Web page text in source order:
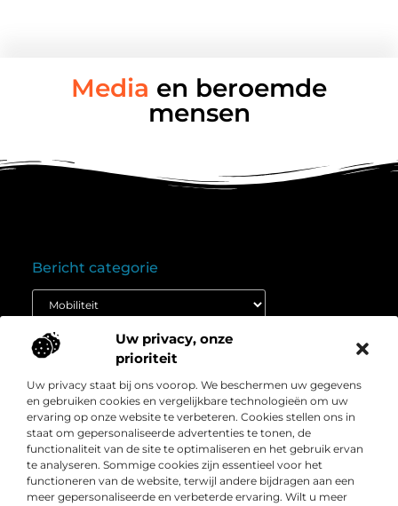
Uw privacy, onze
prioriteit
Uw privacy staat bij ons voorop. We beschermen uw gegevens
en gebruiken cookies en vergelijkbare technologieën om uw
ervaring op onze website te verbeteren. Cookies stellen ons in
staat om gepersonaliseerde advertenties te tonen, de
functionaliteit van de site te optimaliseren en het gebruik ervan
te analyseren. Sommige cookies zijn essentieel voor het
functioneren van de website, terwijl andere bijdragen aan een
meer gepersonaliseerde en verbeterde ervaring. Wilt u meer
Media en beroemde
mensen
Over
Bedrijf
” Het platform voor slimme inzichten en
conversieboosts “
Duik in waardevolle content, praktische strategieën en
inspirerende cases die jouw webshop naar een hoger
niveau tillen. Welkom bij Webshop-conversie.nl – jouw
bron voor resultaatgerichte kennis en online groei.
Onze informatie
Bericht categorie